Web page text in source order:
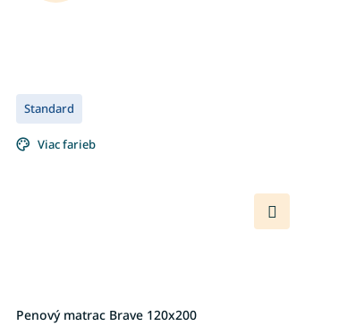
Standard
Viac farieb
Penový matrac Brave 120x200
produkt